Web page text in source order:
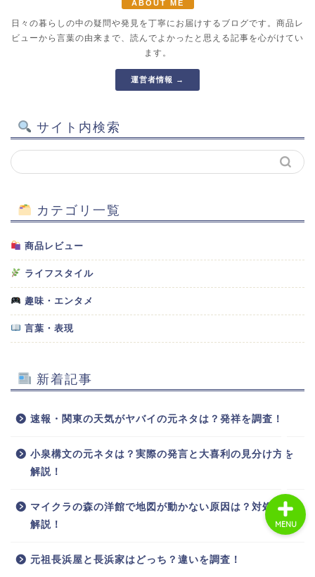
ABOUT ME
日々の暮らしの中の疑問や発見を丁寧にお届けするブログです。商品レ
ビューから言葉の由来まで、読んでよかったと思える記事を心がけてい
ます。
運営者情報 →
サイト内検索
カテゴリ一覧
商品レビュー
ライフスタイル
趣味・エンタメ
言葉・表現
新着記事
速報・関東の天気がヤバイの元ネタは？発祥を調査！
小泉構文の元ネタは？実際の発言と大喜利の見分け方を
解説！
マイクラの森の洋館で地図が動かない原因は？対処法を
解説！
元祖長浜屋と長浜家はどっち？違いを調査！
MENU
ホーム
ライフスタイル